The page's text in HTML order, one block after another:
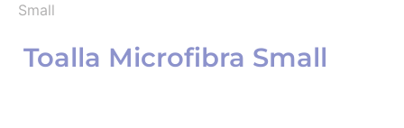
Small
Toalla Microfibra Small